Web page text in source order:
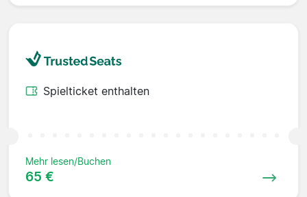
Spielticket enthalten
Mehr lesen/Buchen
65 €